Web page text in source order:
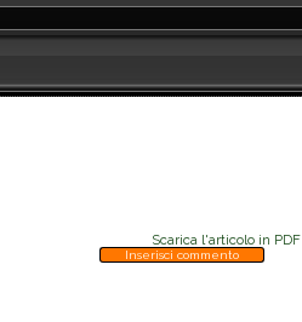
Scarica l'articolo in PDF
Inserisci commento